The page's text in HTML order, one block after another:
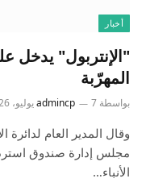
أخبار
"الإنتربول" يدخل
المهرّبة
بواسطة admincp 7 يوليو، 2026
وقال المدير العام لدائرة
مجلس إدارة صندوق
الأنباء…